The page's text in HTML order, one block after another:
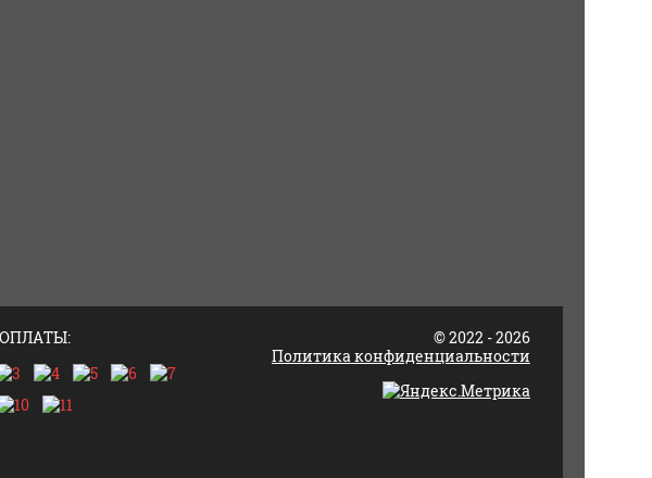
© 2022 - 2026
Политика конфиденциальности